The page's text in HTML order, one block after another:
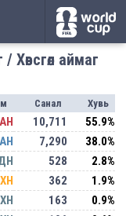
аймаг
Санал Хувь
10,711 55.9%
АН 7,290 38.0%
528 2.8%
362 1.9%
163 0.9%